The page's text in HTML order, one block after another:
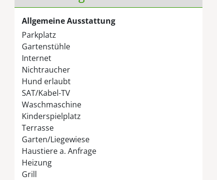
Allgemeine Ausstattung
Parkplatz
Gartenstühle
Internet
Nichtraucher
Hund erlaubt
SAT/Kabel-TV
Waschmaschine
Kinderspielplatz
Terrasse
Garten/Liegewiese
Haustiere a. Anfrage
Heizung
Grill